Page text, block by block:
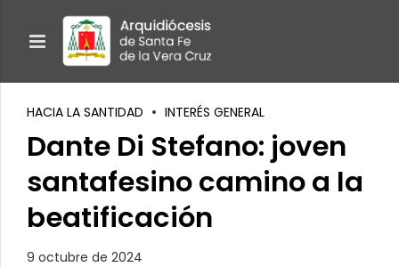
HACIA LA SANTIDAD INTERÉS GENERAL
Dante Di Stefano: joven
santafesino camino a la
beatificación
9 octubre de 2024